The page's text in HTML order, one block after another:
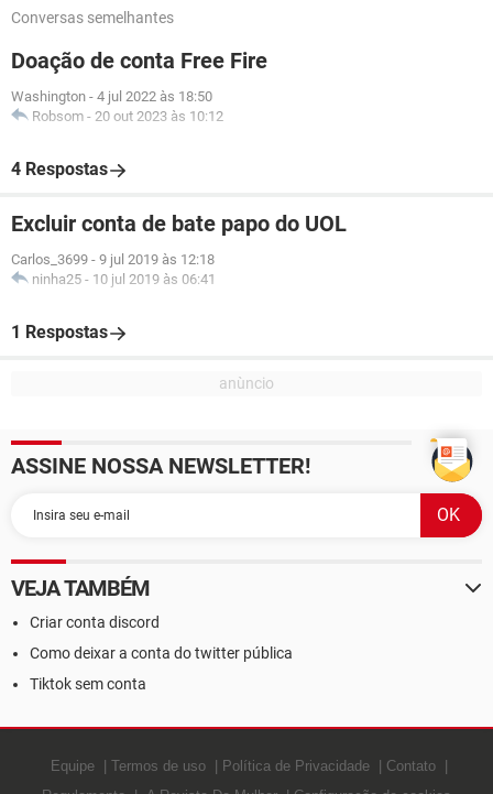
Conversas semelhantes
Doação de conta Free Fire
Washington - 4 jul 2022 às 18:50
Robsom - 20 out 2023 às 10:12
4 Respostas
Excluir conta de bate papo do UOL
Carlos_3699 - 9 jul 2019 às 12:18
ninha25 - 10 jul 2019 às 06:41
1 Respostas
ASSINE NOSSA NEWSLETTER!
VEJA TAMBÉM
Criar conta discord
Como deixar a conta do twitter pública
Tiktok sem conta
Equipe Termos de uso Política de Privacidade
Contato